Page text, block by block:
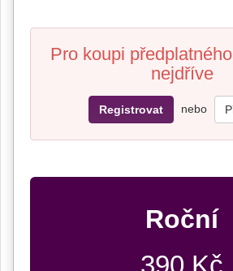
Pro koupi
nejdříve
Registrovat nebo
Roční
390 Kč